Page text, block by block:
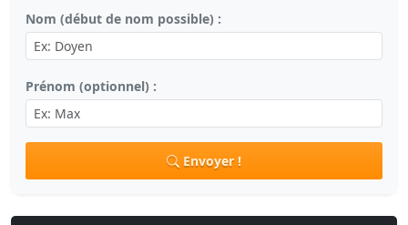
Nom (début de nom possible) :
Prénom (optionnel) :
Envoyer !